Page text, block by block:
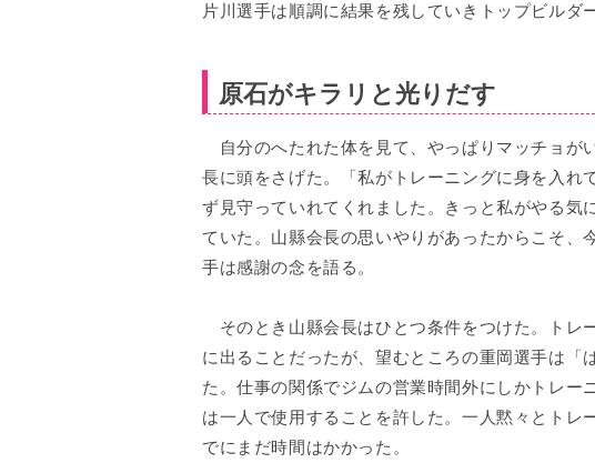
片川選手は順調に結果を残していきトップビルダ
原石がキラリと光りだす
自分のへたれた体を見て、やっぱりマッチョが
長に頭をさげた。「私がトレーニングに身を入れ
ず見守っていれてくれました。きっと私がやる気
ていた。山縣会長の思いやりがあったからこそ、
手は感謝の念を語る。
そのとき山縣会長はひとつ条件をつけた。トレ
に出ることだったが、望むところの重岡選手は「
た。仕事の関係でジムの営業時間外にしかトレー
は一人で使用することを許した。一人黙々とトレ
でにまだ時間はかかった。